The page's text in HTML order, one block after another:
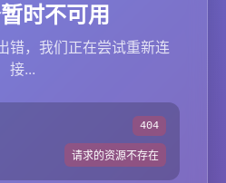
时不可用
错，我们正在尝试重新连
接...
404
请求的资源不存在